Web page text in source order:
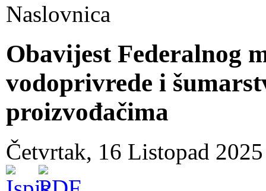
Naslovnica
Obavijest Federalnog
vodoprivrede i
proizvođačima
Četvrtak, 16 Listopad